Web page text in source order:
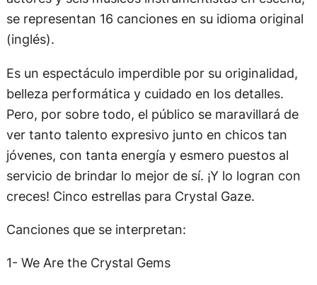
se representan 16 canciones en su idioma original
(inglés).
Es un espectáculo imperdible por su originalidad,
belleza performática y cuidado en los detalles.
Pero, por sobre todo, el público se maravillará de
ver tanto talento expresivo junto en chicos tan
jóvenes, con tanta energía y esmero puestos al
servicio de brindar lo mejor de sí. ¡Y lo logran con
creces! Cinco estrellas para Crystal Gaze.
Canciones que se interpretan:
1- We Are the Crystal Gems